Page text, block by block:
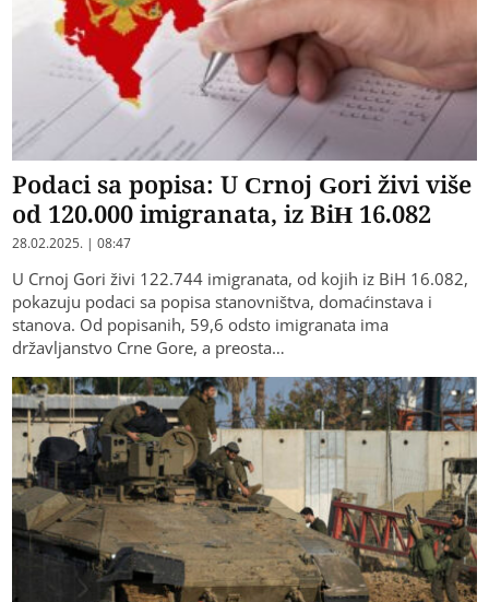
Podaci sa popisa: U Crnoj Gori živi više
od 120.000 imigranata, iz BiH 16.082
28.02.2025. | 08:47
U Crnoj Gori živi 122.744 imigranata, od kojih iz BiH 16.082,
pokazuju podaci sa popisa stanovništva, domaćinstava i
stanova. Od popisanih, 59,6 odsto imigranata ima
državljanstvo Crne Gore, a preosta…